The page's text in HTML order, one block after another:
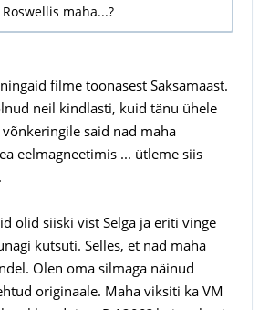
maha...?
filme toonasest Saksamaast.
neil kindlasti, kuid tänu ühele
said nad maha
eelmagneetimis ... ütleme siis
olid siiski vist Selga ja eriti vinge
kutsuti. Selles, et nad maha
Olen oma silmaga näinud
originaale. Maha viksiti ka VM